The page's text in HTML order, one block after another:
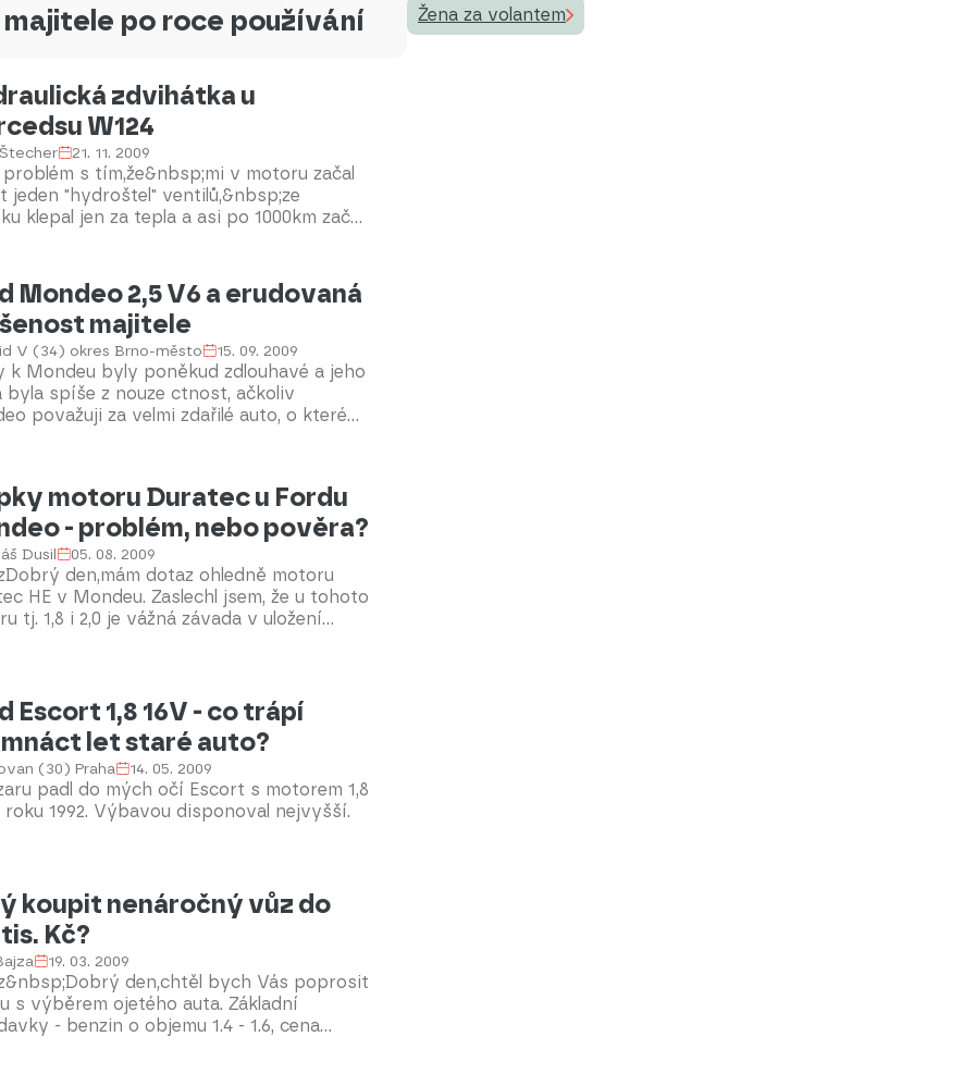
majitele po roce používání
Žena za volantem
zdvihátka u
W124
21. 11. 2009
s tím,že&nbsp;mi v motoru začal
jeden "hydroštel" ventilů,&nbsp;ze
klepal jen za tepla a asi po 1000km začal
od výměny. Je možné že&nbsp;jsou
"hydroštely" nebo&nbsp;se zhoršila
oleje?&nbsp;&nbsp;
Mondeo 2,5 V6 a erudovaná
majitele
V (34) okres Brno-město 15. 09. 2009
k Mondeu byly poněkud zdlouhavé a jeho
byla spíše z nouze ctnost, ačkoliv
považuji za velmi zdařilé auto, o kterém
motoru Duratec u Fordu
- problém, nebo pověra?
Dusil 05. 08. 2009
den,mám dotaz ohledně motoru
HE v Mondeu. Zaslechl jsem, že u tohoto
tj. 1,8 i 2,0 je vážná závada v uložení
V6, má tento motor stejně špatně řešené
sání, případně jaké má jiné podstatné
kromě zaseklých termostatů?Poslední
směřuje k Vám, co by jste doporučil za
do Mondea? Mě napadá jedině starý
jít raději do Vectry ECOTEC
1,8 16V - co trápí
let staré auto?
(30) Praha 14. 05. 2009
padl do mých očí Escort s motorem 1,8
roku 1992. Výbavou disponoval nejvyšší.
koupit nenáročný vůz do
Kč?
19. 03. 2009
den,chtěl bych Vás poprosit
s výběrem ojetého auta. Základní
- benzin o objemu 1.4 - 1.6, cena